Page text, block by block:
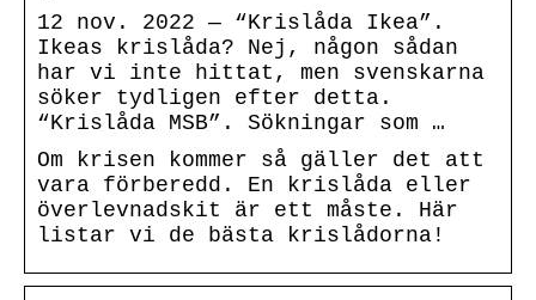
12 nov. 2022 — “Krislåda Ikea”.
Ikeas krislåda? Nej, någon sådan
har vi inte hittat, men svenskarna
söker tydligen efter detta.
“Krislåda MSB”. Sökningar som …
Om krisen kommer så gäller det att
vara förberedd. En krislåda eller
överlevnadskit är ett måste. Här
listar vi de bästa krislådorna!